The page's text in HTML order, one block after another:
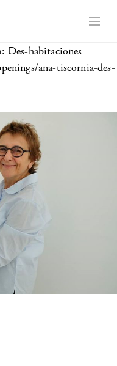
Des-habitaciones
ana-tiscornia-des-